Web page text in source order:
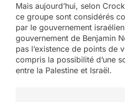
Mais aujourd’hui, selon
ce groupe sont considérés
par le gouvernement
gouvernement de Benjamin
pas l’existence de points de
compris la possibilité d’une
entre la Palestine et Israël.